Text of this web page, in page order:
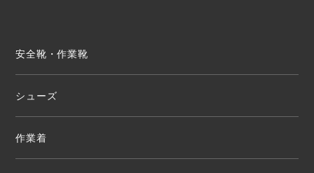
安全靴・作業靴
シューズ
作業着